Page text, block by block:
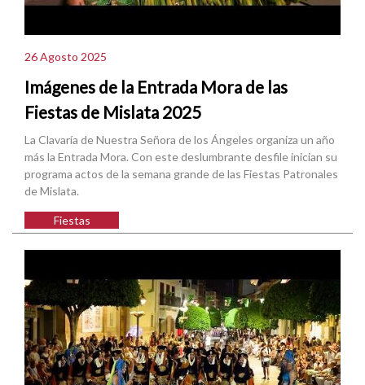
26 Agosto 2025
Imágenes de la Entrada Mora de las
Fiestas de Mislata 2025
La Clavaría de Nuestra Señora de los Ángeles organiza un año
más la Entrada Mora. Con este deslumbrante desfile inician su
programa actos de la semana grande de las Fiestas Patronales
de Mislata.
Fiestas